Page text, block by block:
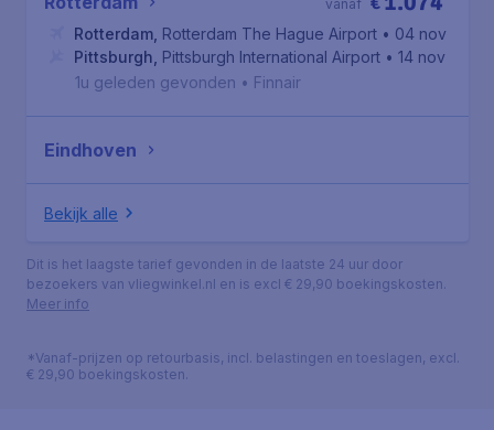
vanaf
Rotterdam Rotterdam The Hague Airport • 04 nov
Pittsburgh Pittsburgh International Airport • 14 nov
1u geleden gevonden • Finnair
Eindhoven
Bekijk alle
Dit is het laagste tarief gevonden in de laatste 24 uur door
bezoekers van vliegwinkel.nl en is excl € 29,90 boekingskosten.
Meer info
*Vanaf-prijzen op retourbasis, incl. belastingen en toeslagen, excl.
€ 29,90 boekingskosten.